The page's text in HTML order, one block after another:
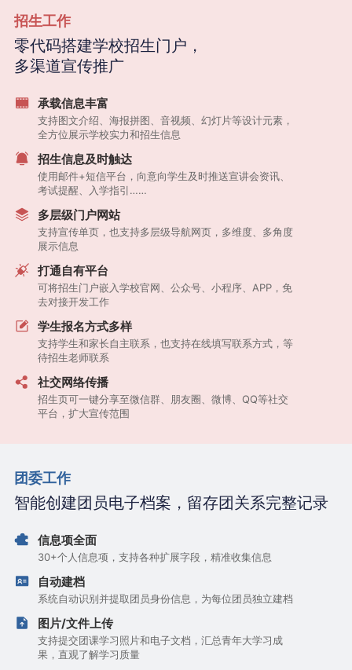
招生工作
零代码搭建学校招生门户，
多渠道宣传推广
承载信息丰富
支持图文介绍、海报拼图、音视频、幻灯片等设计元素，
全方位展示学校实力和招生信息
招生信息及时触达
使用邮件+短信平台，向意向学生及时推送宣讲会资讯、
考试提醒、入学指引……
多层级门户网站
支持宣传单页，也支持多层级导航网页，多维度、多角度
展示信息
打通自有平台
可将招生门户嵌入学校官网、公众号、小程序、APP，免
去对接开发工作
学生报名方式多样
支持学生和家长自主联系，也支持在线填写联系方式，等
待招生老师联系
社交网络传播
招生页可一键分享至微信群、朋友圈、微博、QQ等社交
平台，扩大宣传范围
团委工作
智能创建团员电子档案，留存团关系完整记录
信息项全面
30+个人信息项，支持各种扩展字段，精准收集信息
自动建档
系统自动识别并提取团员身份信息，为每位团员独立建档
图片/文件上传
支持提交团课学习照片和电子文档，汇总青年大学习成
果，直观了解学习质量